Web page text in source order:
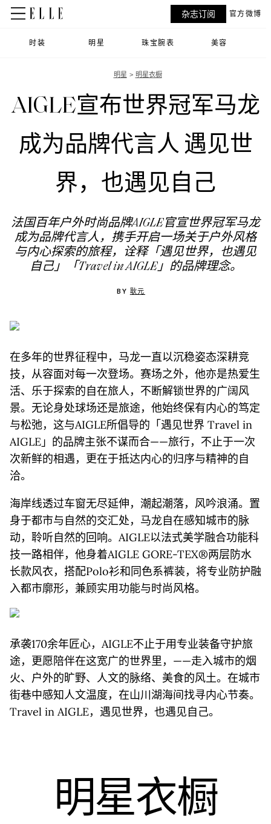
时装 明星 珠宝腕表 美容
杂志订阅 官方微博
明星 明星衣橱
AIGLE宣布世界冠军马龙
成为品牌代言人 遇见世
界，也遇见自己
法国百年户外时尚品牌AIGLE官宣世界冠军马龙
成为品牌代言人，携手开启一场关于户外风格
与内心探索的旅程，诠释「遇见世界，也遇见
自己」「Travel in AIGLE」的品牌理念。
BY 耿元
在多年的世界征程中，马龙一直以沉稳姿态深耕竞
技，从容面对每一次登场。赛场之外，他亦是热爱生
活、乐于探索的自在旅人，不断解锁世界的广阔风
景。无论身处球场还是旅途，他始终保有内心的笃定
与松弛，这与AIGLE所倡导的「遇见世界 Travel in
AIGLE」的品牌主张不谋而合——旅行，不止于一次
次新鲜的相遇，更在于抵达内心的归序与精神的自
洽。
海岸线透过车窗无尽延伸，潮起潮落，风吟浪涌。置
身于都市与自然的交汇处，马龙自在感知城市的脉
动，聆听自然的回响。AIGLE以法式美学融合功能科
技一路相伴，他身着AIGLE GORE-TEX®两层防水
长款风衣，搭配Polo衫和同色系裤装，将专业防护融
入都市廓形，兼顾实用功能与时尚风格。
承袭170余年匠心，AIGLE不止于用专业装备守护旅
途，更愿陪伴在这宽广的世界里，——走入城市的烟
火、户外的旷野、人文的脉络、美食的风土。在城市
街巷中感知人文温度，在山川湖海间找寻内心节奏。
Travel in AIGLE，遇见世界，也遇见自己。
明星衣橱